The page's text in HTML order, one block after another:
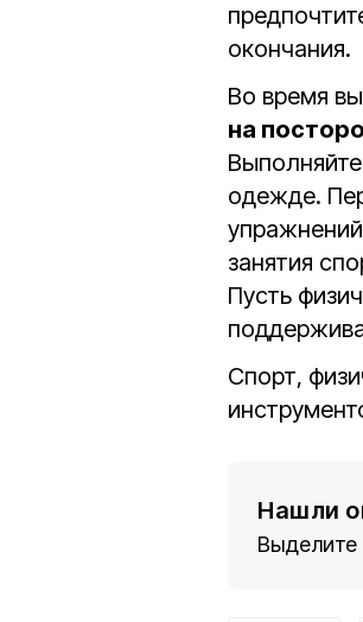
окончания.
Во время
на
одежде.
занятия
Пусть
Спорт,
Нашли
Выделите